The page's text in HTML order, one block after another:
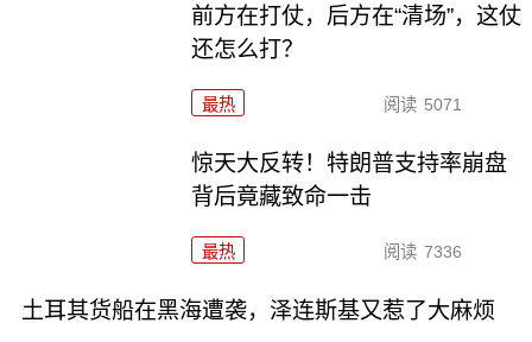
前方在打仗，后方在“清场”，这仗
还怎么打？
最热 阅读 5071
惊天大反转！特朗普支持率崩盘
背后竟藏致命一击
最热 阅读 7336
土耳其货船在黑海遭袭，泽连斯基又惹了大麻烦